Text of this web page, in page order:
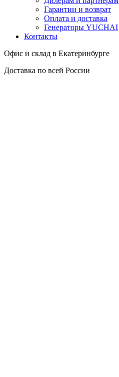
Гарантии и возврат
Оплата и доставка
Генераторы YUCHAI
Контакты
Офис и склад в Екатеринбурге
Доставка по всей России